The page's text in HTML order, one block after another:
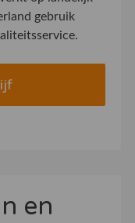
gebruik
en